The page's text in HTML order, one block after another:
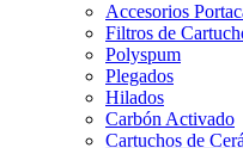
Accesorios
Filtros de
Polyspum
Plegados
Hilados
Carbón Activado
Cartuchos de